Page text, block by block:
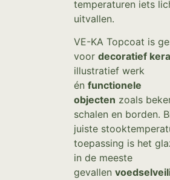
temperaturen iets
uitvallen.
VE-KA Topcoat is
voor decoratief
illustratief werk
én functionele
objecten zoals
schalen en borden.
juiste
toepassing is het
in de meeste
gevallen